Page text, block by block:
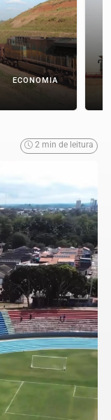
ECONOMIA
2 min de leitura